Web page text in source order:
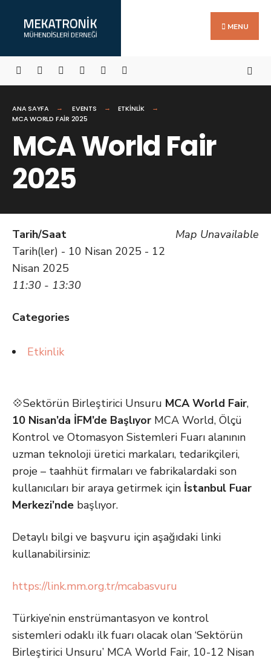
MENU
ANA SAYFA EVENTS
ETKINLIK
MCA WORLD FAIR 2025
MCA World Fair
2025
Map Unavailable
Tarih/Saat
Tarih(ler) - 10 Nisan 2025 - 12
Nisan 2025
11:30 - 13:30
Categories
Etkinlik
💠Sektörün Birleştirici Unsuru MCA World Fair,
10 Nisan’da İFM’de Başlıyor MCA World, Ölçü
Kontrol ve Otomasyon Sistemleri Fuarı alanının
uzman teknoloji üretici markaları, tedarikçileri,
proje – taahhüt firmaları ve fabrikalardaki son
kullanıcıları bir araya getirmek için İstanbul Fuar
Merkezi’nde başlıyor.
Detaylı bilgi ve başvuru için aşağıdaki linki
kullanabilirsiniz:
https://link.mm.org.tr/mcabasvuru
Türkiye’nin enstrümantasyon ve kontrol
sistemleri odaklı ilk fuarı olacak olan ‘Sektörün
Birleştirici Unsuru’ MCA World Fair, 10-12 Nisan
for: